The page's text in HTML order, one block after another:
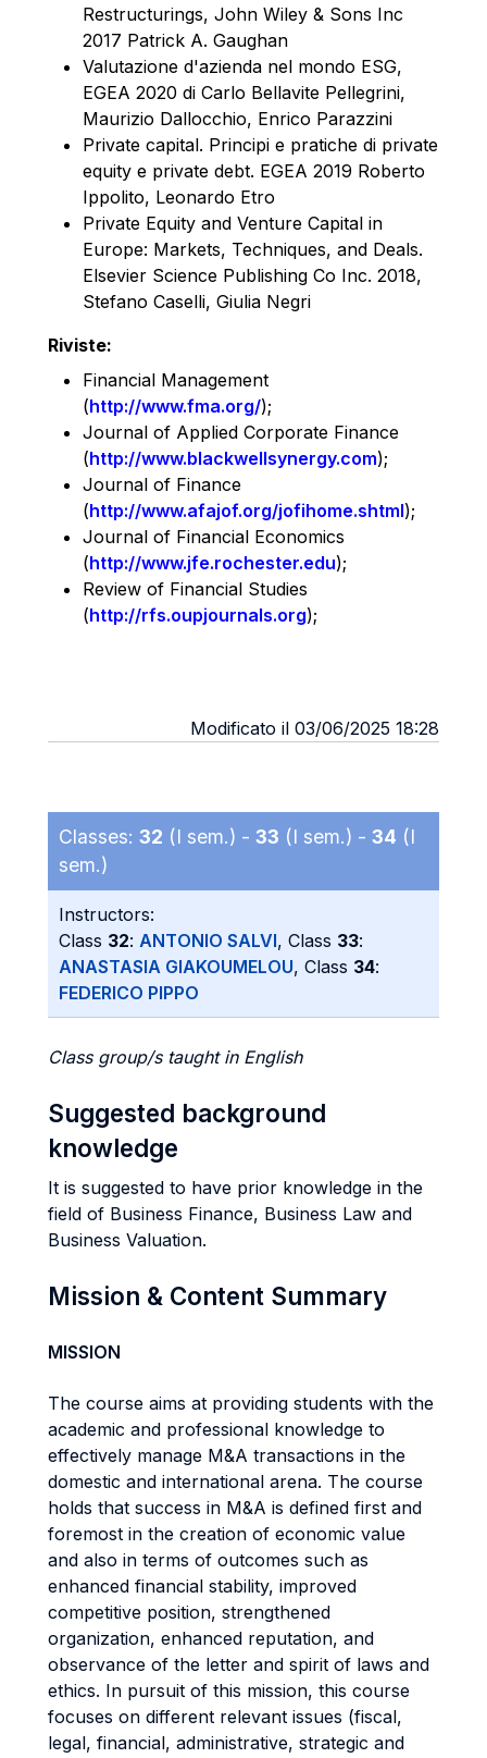
Restructurings, John Wiley & Sons Inc
2017 Patrick A. Gaughan
Valutazione d'azienda nel mondo ESG,
EGEA 2020 di Carlo Bellavite Pellegrini,
Maurizio Dallocchio, Enrico Parazzini
Private capital. Principi e pratiche di private
equity e private debt. EGEA 2019 Roberto
Ippolito, Leonardo Etro
Private Equity and Venture Capital in
Europe: Markets, Techniques, and Deals.
Elsevier Science Publishing Co Inc. 2018,
Stefano Caselli, Giulia Negri
Riviste:
Financial Management
(http://www.fma.org/);
Journal of Applied Corporate Finance
(http://www.blackwellsynergy.com);
Journal of Finance
(http://www.afajof.org/jofihome.shtml);
Journal of Financial Economics
(http://www.jfe.rochester.edu);
Review of Financial Studies
(http://rfs.oupjournals.org);
Modificato il 03/06/2025 18:28
Classes: 32 (I sem.) - 33 (I sem.) - 34 (I
sem.)
Instructors:
Class 32: ANTONIO SALVI, Class 33:
ANASTASIA GIAKOUMELOU, Class 34:
FEDERICO PIPPO
Class group/s taught in English
Suggested background
knowledge
It is suggested to have prior knowledge in the
field of Business Finance, Business Law and
Business Valuation.
Mission & Content Summary
MISSION
The course aims at providing students with the
academic and professional knowledge to
effectively manage M&A transactions in the
domestic and international arena. The course
holds that success in M&A is defined first and
foremost in the creation of economic value
and also in terms of outcomes such as
enhanced financial stability, improved
competitive position, strengthened
organization, enhanced reputation, and
observance of the letter and spirit of laws and
ethics. In pursuit of this mission, this course
focuses on different relevant issues (fiscal,
legal, financial, administrative, strategic and